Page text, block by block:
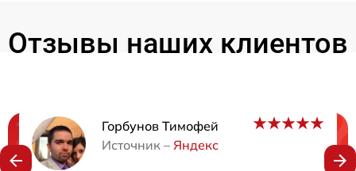
Отзывы наших клиентов
Горбунов Тимофей
Источник – Яндекс
Нужна консультация?